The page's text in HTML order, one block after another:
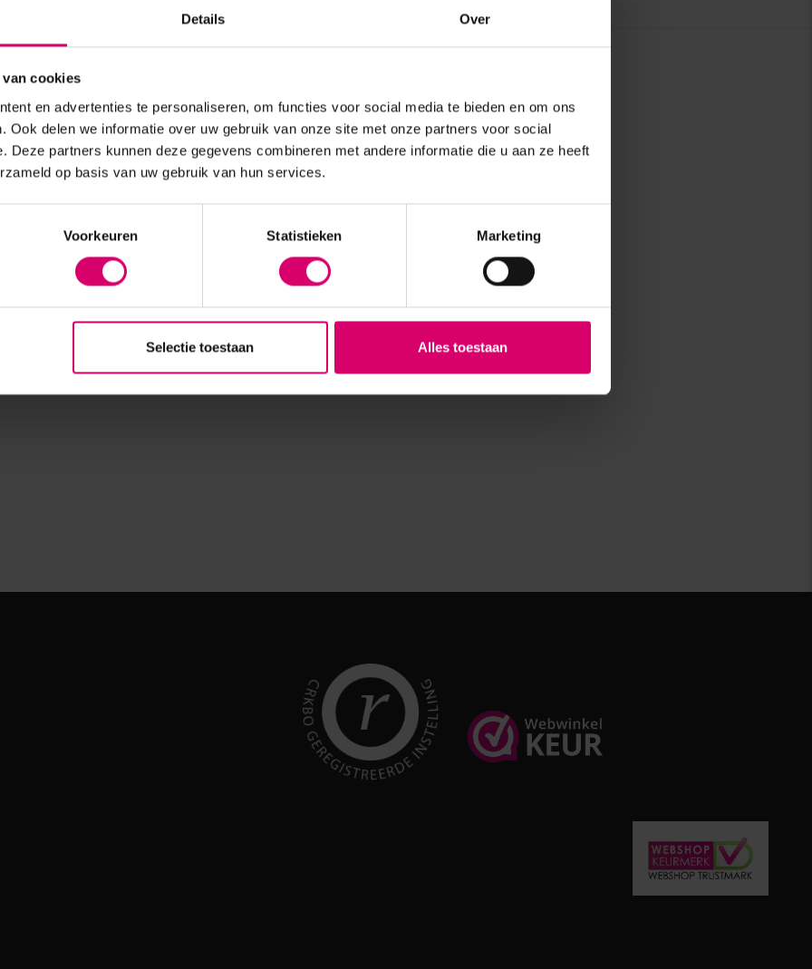
Details Over
van cookies
en advertenties te personaliseren, om functies voor social media te bieden en om ons
Ook delen we informatie over uw gebruik van onze site met onze partners voor social
Deze partners kunnen deze gegevens combineren met andere informatie die u aan ze heeft
op basis van uw gebruik van hun services.
Voorkeuren Statistieken Marketing
Selectie toestaan Alles toestaan